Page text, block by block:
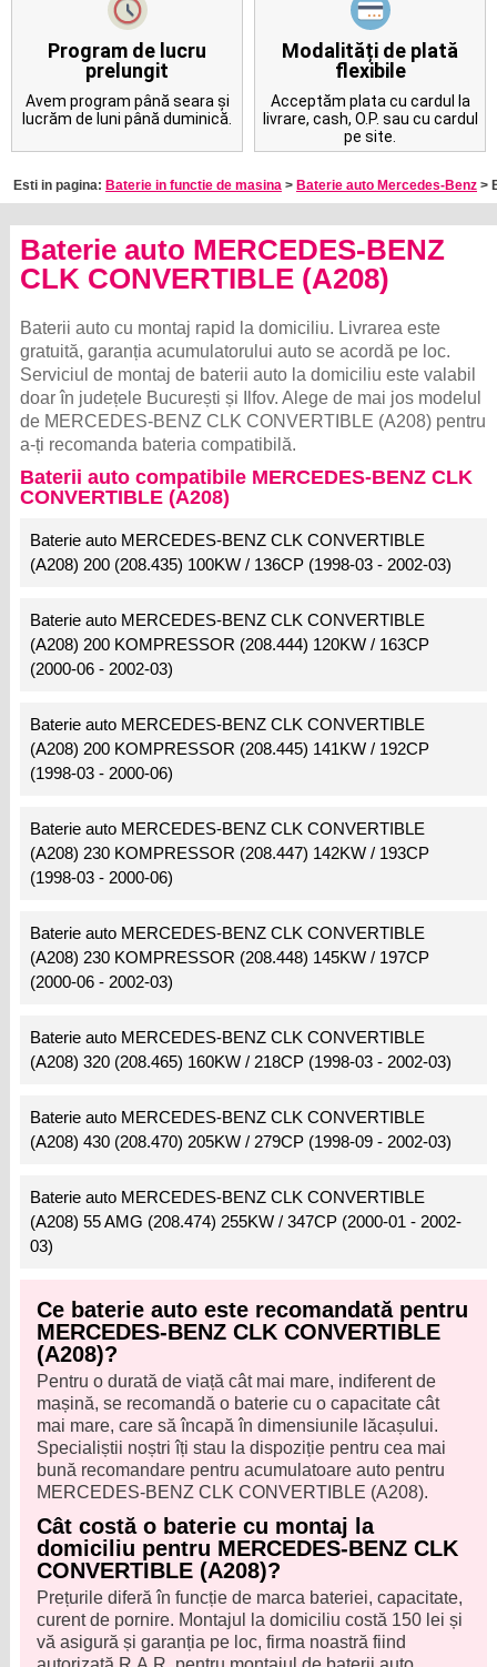
Program de lucru
prelungit
Avem program până seara și
lucrăm de luni până duminică.
Modalități de plată
flexibile
Acceptăm plata cu cardul la
livrare, cash, O.P. sau cu cardul
pe site.
Esti in pagina: Baterie in functie de masina > Baterie auto Mercedes-Benz >
Baterie auto MERCEDES-BENZ
CLK CONVERTIBLE (A208)
Baterii auto cu montaj rapid la domiciliu. Livrarea este
gratuită, garanția acumulatorului auto se acordă pe loc.
Serviciul de montaj de baterii auto la domiciliu este valabil
doar în județele București și Ilfov. Alege de mai jos modelul
de MERCEDES-BENZ CLK CONVERTIBLE (A208) pentru
a-ți recomanda bateria compatibilă.
Baterii auto compatibile MERCEDES-BENZ CLK
CONVERTIBLE (A208)
Baterie auto MERCEDES-BENZ CLK CONVERTIBLE
(A208) 200 (208.435) 100KW / 136CP (1998-03 - 2002-03)
Baterie auto MERCEDES-BENZ CLK CONVERTIBLE
(A208) 200 KOMPRESSOR (208.444) 120KW / 163CP
(2000-06 - 2002-03)
Baterie auto MERCEDES-BENZ CLK CONVERTIBLE
(A208) 200 KOMPRESSOR (208.445) 141KW / 192CP
(1998-03 - 2000-06)
Baterie auto MERCEDES-BENZ CLK CONVERTIBLE
(A208) 230 KOMPRESSOR (208.447) 142KW / 193CP
(1998-03 - 2000-06)
Baterie auto MERCEDES-BENZ CLK CONVERTIBLE
(A208) 230 KOMPRESSOR (208.448) 145KW / 197CP
(2000-06 - 2002-03)
Baterie auto MERCEDES-BENZ CLK CONVERTIBLE
(A208) 320 (208.465) 160KW / 218CP (1998-03 - 2002-03)
Baterie auto MERCEDES-BENZ CLK CONVERTIBLE
(A208) 430 (208.470) 205KW / 279CP (1998-09 - 2002-03)
Baterie auto MERCEDES-BENZ CLK CONVERTIBLE
(A208) 55 AMG (208.474) 255KW / 347CP (2000-01 - 2002-
03)
Ce baterie auto este recomandată pentru
MERCEDES-BENZ CLK CONVERTIBLE
(A208)?
Pentru o durată de viață cât mai mare, indiferent de
mașină, se recomandă o baterie cu o capacitate cât
mai mare, care să încapă în dimensiunile lăcașului.
Specialiștii noștri îți stau la dispoziție pentru cea mai
bună recomandare pentru acumulatoare auto pentru
MERCEDES-BENZ CLK CONVERTIBLE (A208).
Cât costă o baterie cu montaj la
domiciliu pentru MERCEDES-BENZ CLK
CONVERTIBLE (A208)?
Prețurile diferă în funcție de marca bateriei, capacitate,
curent de pornire. Montajul la domiciliu costă 150 lei și
vă asigură și garanția pe loc, firma noastră fiind